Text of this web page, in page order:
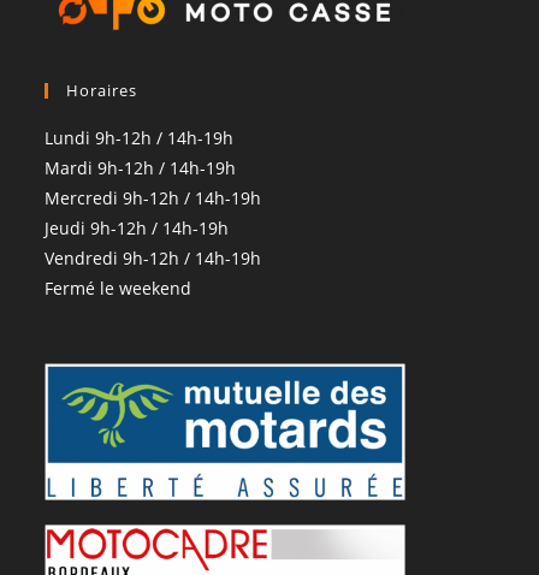
Horaires
Lundi 9h-12h / 14h-19h
Mardi 9h-12h / 14h-19h
Mercredi 9h-12h / 14h-19h
Jeudi 9h-12h / 14h-19h
Vendredi 9h-12h / 14h-19h
Fermé le weekend